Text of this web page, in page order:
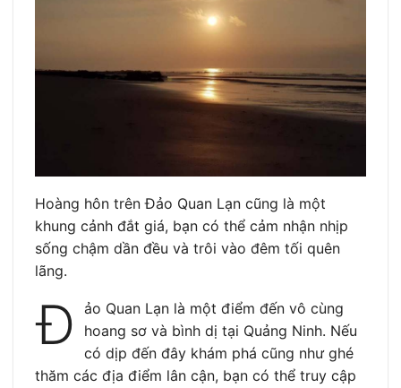
Hoàng hôn trên Đảo Quan Lạn cũng là một
khung cảnh đắt giá, bạn có thể cảm nhận nhịp
sống chậm dần đều và trôi vào đêm tối quên
lãng.
Đ
ảo Quan Lạn là một điểm đến vô cùng
hoang sơ và bình dị tại Quảng Ninh. Nếu
có dịp đến đây khám phá cũng như ghé
thăm các địa điểm lân cận, bạn có thể truy cập